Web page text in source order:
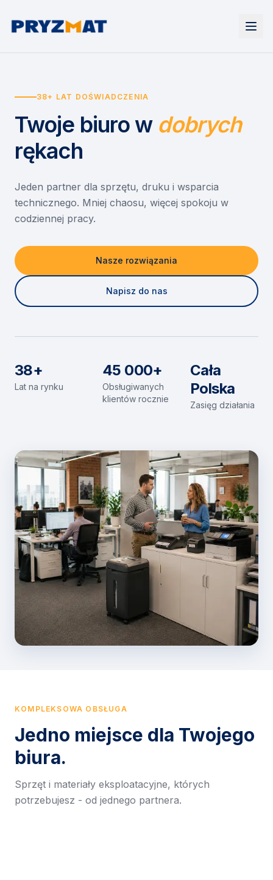
Urządzenia
Drukarki i urządzenia wielofunkcyjne
Etykiety i identyfikacja
Skanery i obieg dokumentów
Monitory interaktywne
Niszczarki dokumentów
Wynajem drukarek
Wynajem urządzeń biurowych
Asystent druku
EZD RP
Misja szkoła
Serwis
O nas
Kontakt
38+ LAT DOŚWIADCZENIA
Twoje biuro w dobrych
rękach
Jeden partner dla sprzętu, druku i wsparcia
technicznego. Mniej chaosu, więcej spokoju w
codziennej pracy.
Nasze rozwiązania
Napisz do nas
38+
Lat na rynku
45 000+
Obsługiwanych
klientów rocznie
Cała
Polska
Zasięg działania
KOMPLEKSOWA OBSŁUGA
Jedno miejsce dla Twojego
biura.
Sprzęt i materiały eksploatacyjne, których
potrzebujesz - od jednego partnera.